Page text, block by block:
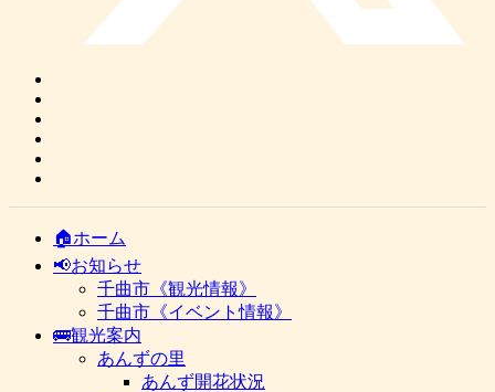
🏠ホーム
📢お知らせ
千曲市《観光情報》
千曲市《イベント情報》
🚌観光案内
あんずの里
あんず開花状況